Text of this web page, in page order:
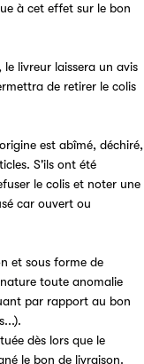
à cet effet sur le bon
livreur laissera un avis
de retirer le colis
est abîmé, déchiré,
S'ils ont été
le colis et noter une
car ouvert ou
et sous forme de
toute anomalie
par rapport au bon
dès lors que le
le bon de livraison.